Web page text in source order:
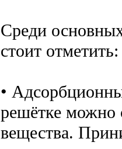
Среди
стоит отметить:
•
решётке можно
вещества.